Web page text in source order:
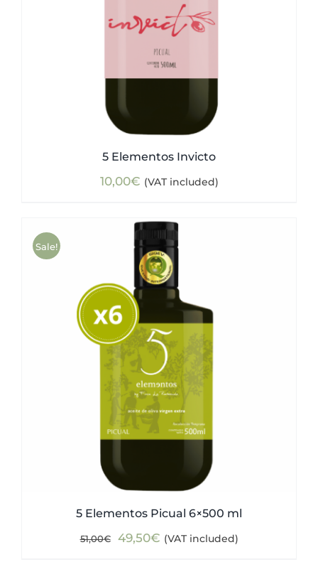
5 Elementos Invicto
10,00€ (VAT included)
Sale!
5 Elementos Picual 6×500 ml
51,00€
Original
49,50€Current
(VAT included)